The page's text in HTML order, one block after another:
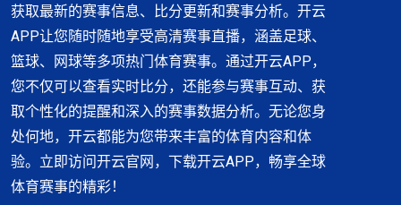
获取最新的赛事信息、比分更新和赛事分析。开云
APP让您随时随地享受高清赛事直播，涵盖足球、
篮球、网球等多项热门体育赛事。通过开云APP，
您不仅可以查看实时比分，还能参与赛事互动、获
取个性化的提醒和深入的赛事数据分析。无论您身
处何地，开云都能为您带来丰富的体育内容和体
验。立即访问开云官网，下载开云APP，畅享全球
体育赛事的精彩！